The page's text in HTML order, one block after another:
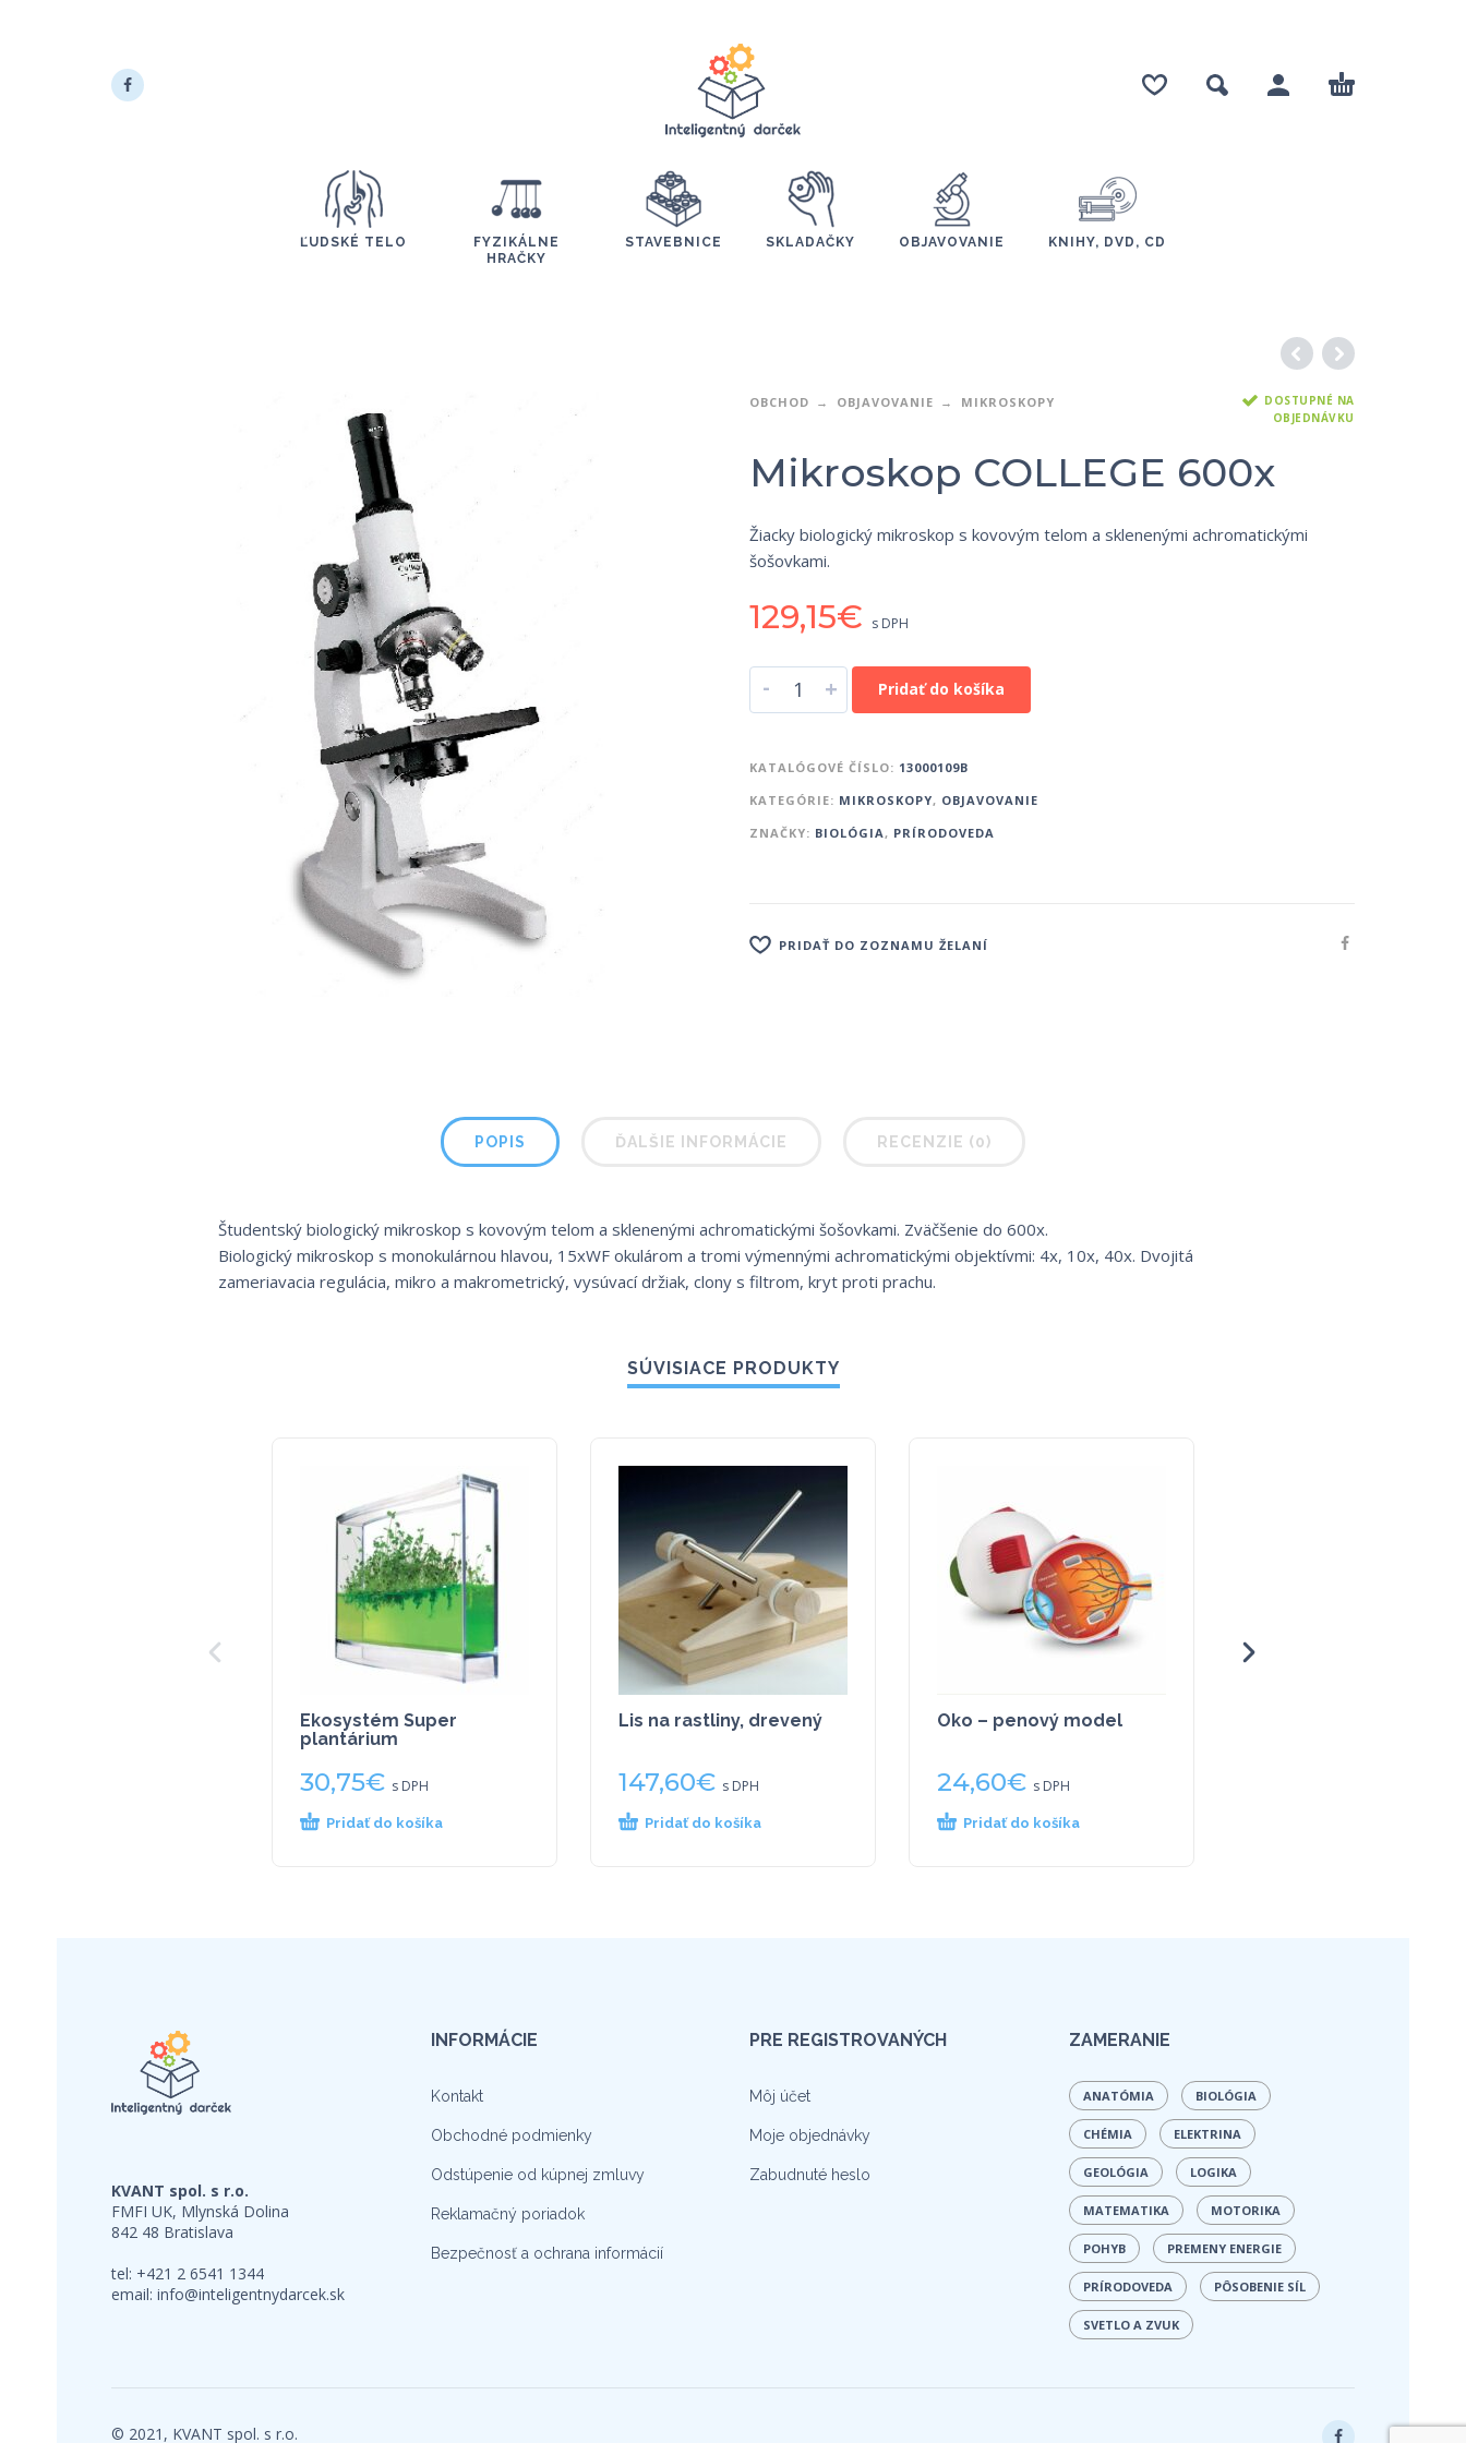
ĽUDSKÉ TELO
FYZIKÁLNE
HRAČKY
STAVEBNICE SKLADAČKY OBJAVOVANIE KNIHY, DVD, CD
OBCHOD OBJAVOVANIE MIKROSKOPY
DOSTUPNÉ NA
OBJEDNÁVKU
Mikroskop COLLEGE 600x
Žiacky biologický mikroskop s kovovým telom a sklenenými achromatickými
šošovkami.
129,15€ s DPH
- + Pridať do košíka
KATALÓGOVÉ ČÍSLO: 13000109B
KATEGÓRIE: MIKROSKOPY, OBJAVOVANIE
ZNAČKY: BIOLÓGIA, PRÍRODOVEDA
PRIDAŤ DO ZOZNAMU ŽELANÍ
POPIS ĎALŠIE INFORMÁCIE RECENZIE (0)
Študentský biologický mikroskop s kovovým telom a sklenenými achromatickými šošovkami. Zväčšenie do 600x.
Biologický mikroskop s monokulárnou hlavou, 15xWF okulárom a tromi výmennými achromatickými objektívmi: 4x, 10x, 40x. Dvojitá
zameriavacia regulácia, mikro a makrometrický, vysúvací držiak, clony s filtrom, kryt proti prachu.
SÚVISIACE PRODUKTY
Ekosystém Super
plantárium
30,75€ s DPH
Pridať do košíka
Lis na rastliny, drevený
147,60€ s DPH
Pridať do košíka
Oko – penový model
24,60€ s DPH
Pridať do košíka
KVANT spol. s r.o.
FMFI UK, Mlynská Dolina
842 48 Bratislava
tel: +421 2 6541 1344
email: info@inteligentnydarcek.sk
INFORMÁCIE
Kontakt
Obchodné podmienky
Odstúpenie od kúpnej zmluvy
Reklamačný poriadok
Bezpečnosť a ochrana informácií
PRE REGISTROVANÝCH
Môj účet
Moje objednávky
Zabudnuté heslo
ZAMERANIE
ANATÓMIA BIOLÓGIA
CHÉMIA ELEKTRINA
GEOLÓGIA LOGIKA
MATEMATIKA MOTORIKA
POHYB PREMENY ENERGIE
PRÍRODOVEDA PÔSOBENIE SÍL
SVETLO A ZVUK
© 2021, KVANT spol. s r.o.